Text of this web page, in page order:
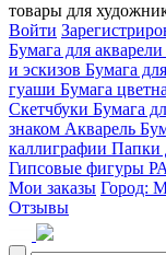
товары для
Войти
Бумага для акварели
и эскизов Бумага
гуаши Бумага
Скетчбуки Бумага
знаком Акварель
каллиграфии Папки
Гипсовые фигуры
Мои заказы Город:
Отзывы